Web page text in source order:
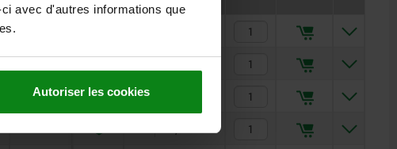
avec d'autres informations que
Autoriser les cookies
21
6,66 €